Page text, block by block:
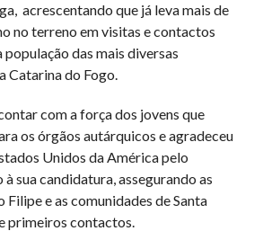
acrescentando que já leva mais de
no terreno em visitas e contactos
das mais diversas
Catarina do Fogo.
com a força dos jovens que
os órgãos autárquicos e agradeceu
Unidos da América pelo
sua candidatura, assegurando as
Filipe e as comunidades de Santa
primeiros contactos.